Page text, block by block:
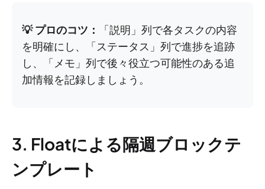
💡 プロのコツ：
「説明」列で各タスクの内容
を明確にし、「ステータス」列で進捗を追跡
し、「メモ」列で後々役立つ可能性のある追
加情報を記録しましょう。
3. Floatによる隔週ブロックテ
ンプレート